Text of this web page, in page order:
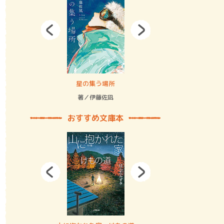
束の… 星の集う場所
著／伊藤佐凪
おすすめ文庫本